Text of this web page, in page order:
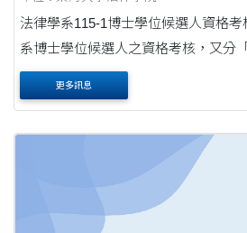
法律學系115-1博士學位候選人資格考核申請公
系博士學位候選人之資格考核，又分
考試」兩項。 二、博士學位候選人之「資格審查」，係就候
選人所修習課程、學分、論文大綱及....
更多訊息